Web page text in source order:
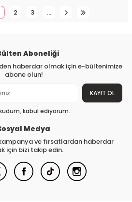
2 3 …
Aboneliği
haberdar olmak için e-bültenimize
abone olun!
KAYIT OL
kabul ediyorum.
Medya
ve fırsatlardan haberdar
için bizi takip edin.